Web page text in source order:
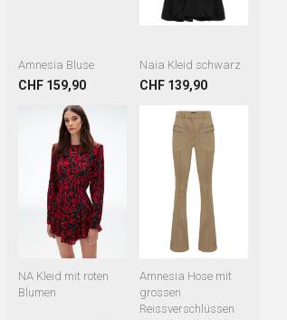
Amnesia Bluse
CHF 159,90
Naia Kleid schwarz
CHF 139,90
NA Kleid mit roten
Blumen
Amnesia Hose mit
grossen
Reissverschlüssen